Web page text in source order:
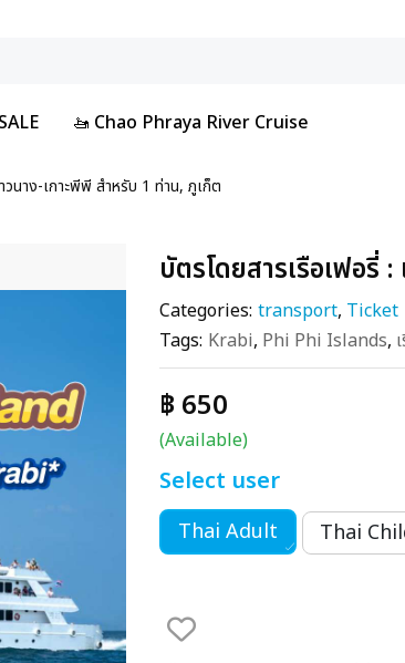
🚤 Chao Phraya River Cruise
นาง-เกาะพีพี สำหรับ 1 ท่าน, ภูเก็ต
บัตรโดยสารเรือเฟอรี่
Categories: transport, Ticket
Tags: Krabi, Phi Phi Islands,
฿ 650
(Available)
Select user
Thai Adult Thai